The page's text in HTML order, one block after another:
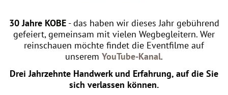
30 Jahre KOBE- das haben wir dieses Jahr gebührend
gefeiert, gemeinsam mit vielen Wegbegleitern. Wer
reinschauen möchte findet die Eventfilme auf
unserem YouTube-Kanal.
Drei Jahrzehnte Handwerk und Erfahrung, auf die Sie
sich verlassen können.